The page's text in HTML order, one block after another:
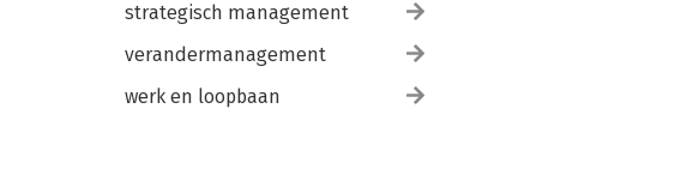
strategisch management
verandermanagement
werk en loopbaan